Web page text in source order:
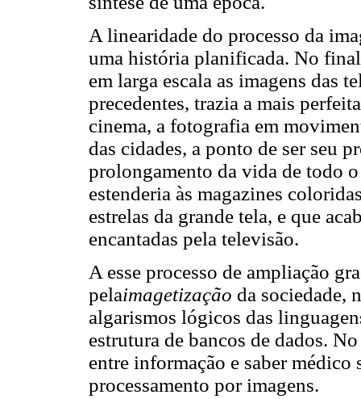
A linearidade do processo da
uma história planificada. No
em larga escala as imagens das
precedentes, trazia a mais
cinema, a fotografia em
das cidades, a ponto de ser seu
prolongamento da vida de todo
estenderia às magazines
estrelas da grande tela, e que
encantadas pela televisão.
A esse processo de ampliação
pelaimagetização da sociedade,
algarismos lógicos das
estrutura de bancos de dados.
entre informação e saber médico
processamento por imagens.